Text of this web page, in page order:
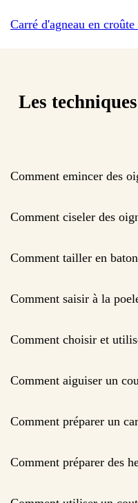
Carré d'agneau en
Les
Comment emincer des
Comment ciseler des
Comment tailler en
Comment saisir à la
Comment choisir et
Comment aiguiser un
Comment préparer un
Comment préparer des